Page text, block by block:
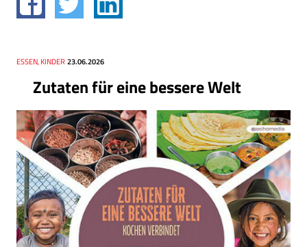
Zutaten für eine bessere Welt
Thema
ESSEN, KINDER
Datum 23.06.2026